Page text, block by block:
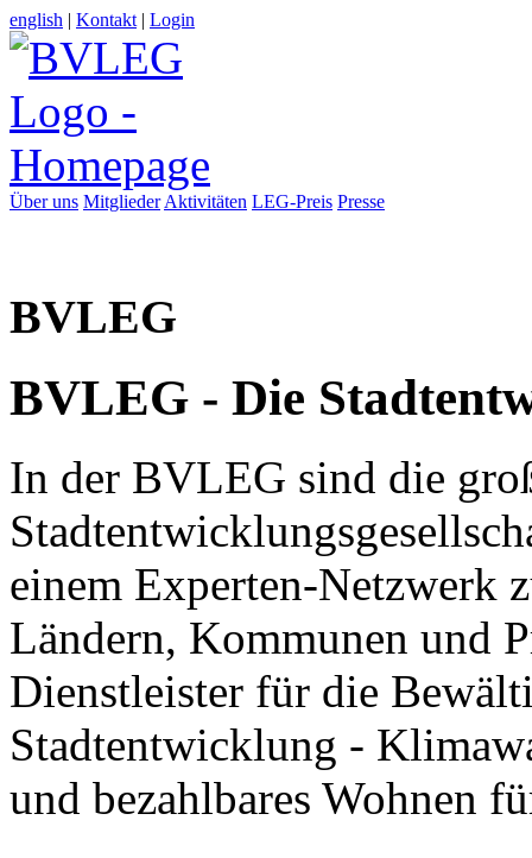
english | Kontakt | Login
Über uns Mitglieder Aktivitäten LEG-Preis Presse
BVLEG
BVLEG - Die
In der BVLEG sind die
einem Experten-Netzwerk
Ländern, Kommunen und
Dienstleister für die
Stadtentwicklung -
und bezahlbares Wohnen